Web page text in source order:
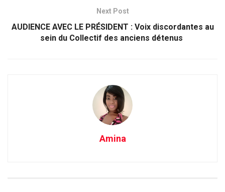
Next Post
AUDIENCE AVEC LE PRÉSIDENT : Voix discordantes au
sein du Collectif des anciens détenus
Amina